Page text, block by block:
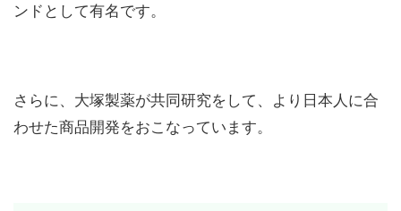
ンドとして有名です。
さらに、大塚製薬が共同研究をして、より日本人に合
わせた商品開発をおこなっています。